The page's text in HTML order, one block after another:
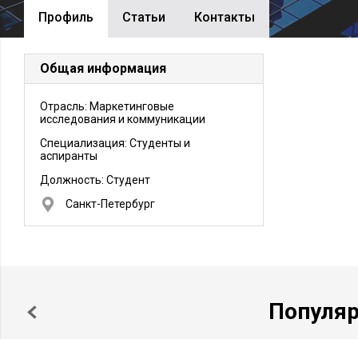
Профиль Cтатьи Контакты
Общая информация
Отрасль: Маркетинговые
исследования и коммуникации
Специализация: Студенты и
аспиранты
Должность: Студент
Санкт-Петербург